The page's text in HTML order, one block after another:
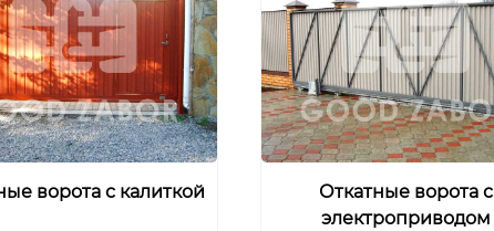
ворота с калиткой
Откатные ворота с
электроприводом